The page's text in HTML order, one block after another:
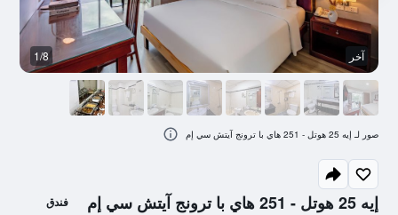
إيه 25 هوتل - 251 هاي با ترونج آيتش سي إم فندق
آخر 1/8
صور لـ إيه 25 هوتل - 251 هاي با ترونج آيتش سي إم